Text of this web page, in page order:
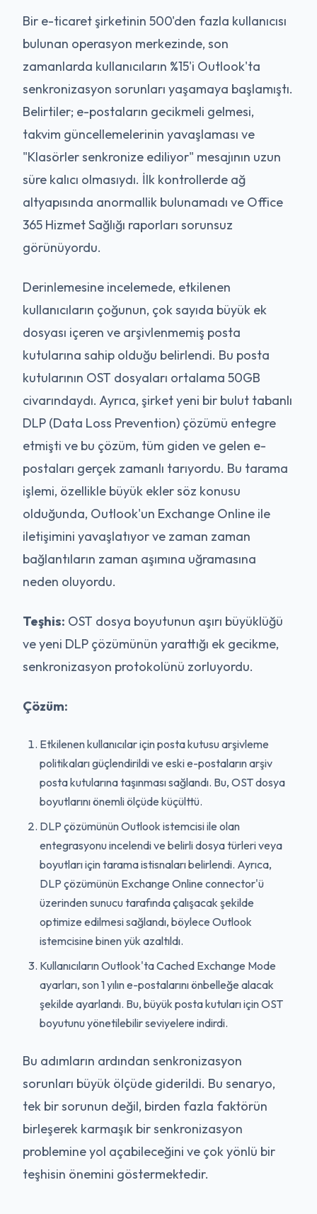
Bir e-ticaret şirketinin 500'den fazla kullanıcısı
bulunan operasyon merkezinde, son
zamanlarda kullanıcıların %15'i Outlook'ta
senkronizasyon sorunları yaşamaya başlamıştı.
Belirtiler; e-postaların gecikmeli gelmesi,
takvim güncellemelerinin yavaşlaması ve
"Klasörler senkronize ediliyor" mesajının uzun
süre kalıcı olmasıydı. İlk kontrollerde ağ
altyapısında anormallik bulunamadı ve Office
365 Hizmet Sağlığı raporları sorunsuz
görünüyordu.
Derinlemesine incelemede, etkilenen
kullanıcıların çoğunun, çok sayıda büyük ek
dosyası içeren ve arşivlenmemiş posta
kutularına sahip olduğu belirlendi. Bu posta
kutularının OST dosyaları ortalama 50GB
civarındaydı. Ayrıca, şirket yeni bir bulut tabanlı
DLP (Data Loss Prevention) çözümü entegre
etmişti ve bu çözüm, tüm giden ve gelen e-
postaları gerçek zamanlı tarıyordu. Bu tarama
işlemi, özellikle büyük ekler söz konusu
olduğunda, Outlook'un Exchange Online ile
iletişimini yavaşlatıyor ve zaman zaman
bağlantıların zaman aşımına uğramasına
neden oluyordu.
Teşhis: OST dosya boyutunun aşırı büyüklüğü
ve yeni DLP çözümünün yarattığı ek gecikme,
senkronizasyon protokolünü zorluyordu.
Çözüm:
Etkilenen kullanıcılar için posta kutusu arşivleme
politikaları güçlendirildi ve eski e-postaların arşiv
posta kutularına taşınması sağlandı. Bu, OST dosya
boyutlarını önemli ölçüde küçülttü.
DLP çözümünün Outlook istemcisi ile olan
entegrasyonu incelendi ve belirli dosya türleri veya
boyutları için tarama istisnaları belirlendi. Ayrıca,
DLP çözümünün Exchange Online connector'ü
üzerinden sunucu tarafında çalışacak şekilde
optimize edilmesi sağlandı, böylece Outlook
istemcisine binen yük azaltıldı.
Kullanıcıların Outlook'ta Cached Exchange Mode
ayarları, son 1 yılın e-postalarını önbelleğe alacak
şekilde ayarlandı. Bu, büyük posta kutuları için OST
boyutunu yönetilebilir seviyelere indirdi.
Bu adımların ardından senkronizasyon
sorunları büyük ölçüde giderildi. Bu senaryo,
tek bir sorunun değil, birden fazla faktörün
birleşerek karmaşık bir senkronizasyon
problemine yol açabileceğini ve çok yönlü bir
teşhisin önemini göstermektedir.